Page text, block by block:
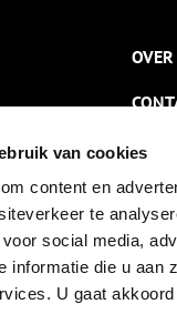
van cookies
content en
te
social media,
informatie die u
U gaat